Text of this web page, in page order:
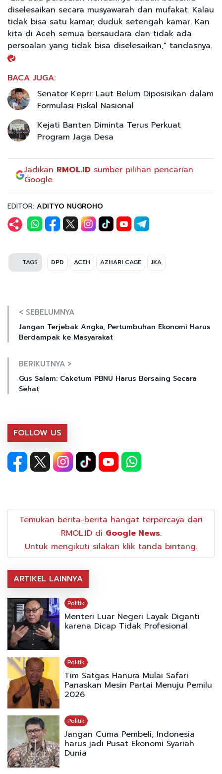
diselesaikan secara musyawarah dan mufakat. Kalau
tidak bisa satu kamar, duduk setengah kamar. Kan
kita di Aceh semua bersaudara dan tidak ada
persoalan yang tidak bisa diselesaikan," tandasnya.
BACA JUGA:
Senator Kepri: Laut Belum Diposisikan dalam
Formulasi Fiskal Nasional
Kejati Banten Diminta Terus Perkuat
Program Jaga Desa
Jadikan RMOL.ID sumber pilihan pencarian
Google
EDITOR: ADITYO NUGROHO
TAGS DPD ACEH AZHARI CAGE JKA
< SEBELUMNYA
Jangan Terjebak Angka, Pertumbuhan Ekonomi Harus
Berdampak ke Masyarakat
BERIKUTNYA >
Gus Salam: Caketum PBNU Harus Bersaing Secara
Sehat
FOLLOW US
Temukan berita-berita hangat terpercaya dari
RMOL.ID di Google News.
Untuk mengikuti silakan klik tanda bintang.
ARTIKEL LAINNYA
Politik
Menteri Luar Negeri Layak Diganti
karena Dicap Tidak Profesional
Politik
Tim Satgas Hanura Mulai Safari
Panaskan Mesin Partai Menuju Pemilu
2026
Politik
Jangan Cuma Pembeli, Indonesia
harus jadi Pusat Ekonomi Syariah
Dunia